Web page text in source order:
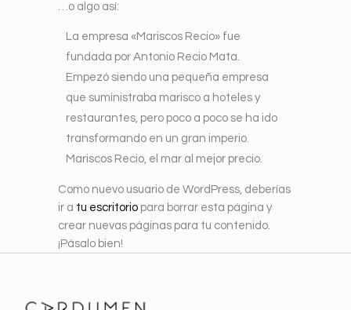
…o algo así:
La empresa «Mariscos Recio» fue
fundada por Antonio Recio Mata.
Empezó siendo una pequeña empresa
que suministraba marisco a hoteles y
restaurantes, pero poco a poco se ha ido
transformando en un gran imperio.
Mariscos Recio, el mar al mejor precio.
Como nuevo usuario de WordPress, deberías
ir a tu escritorio para borrar esta página y
crear nuevas páginas para tu contenido.
¡Pásalo bien!